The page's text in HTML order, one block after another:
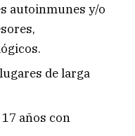
autoinmunes y/o
de larga
años con